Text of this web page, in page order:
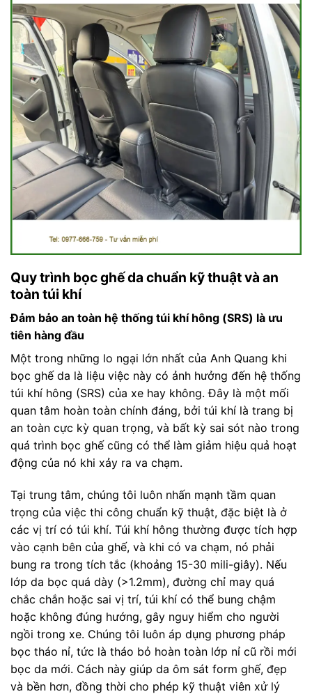
Quy trình bọc ghế da chuẩn kỹ thuật và an
toàn túi khí
Đảm bảo an toàn hệ thống túi khí hông (SRS) là ưu
tiên hàng đầu
Một trong những lo ngại lớn nhất của Anh Quang khi
bọc ghế da là liệu việc này có ảnh hưởng đến hệ thống
túi khí hông (SRS) của xe hay không. Đây là một mối
quan tâm hoàn toàn chính đáng, bởi túi khí là trang bị
an toàn cực kỳ quan trọng, và bất kỳ sai sót nào trong
quá trình bọc ghế cũng có thể làm giảm hiệu quả hoạt
động của nó khi xảy ra va chạm.
Tại trung tâm, chúng tôi luôn nhấn mạnh tầm quan
trọng của việc thi công chuẩn kỹ thuật, đặc biệt là ở
các vị trí có túi khí. Túi khí hông thường được tích hợp
vào cạnh bên của ghế, và khi có va chạm, nó phải
bung ra trong tích tắc (khoảng 15-30 mili-giây). Nếu
lớp da bọc quá dày (>1.2mm), đường chỉ may quá
chắc chắn hoặc sai vị trí, túi khí có thể bung chậm
hoặc không đúng hướng, gây nguy hiểm cho người
ngồi trong xe. Chúng tôi luôn áp dụng phương pháp
bọc tháo nỉ, tức là tháo bỏ hoàn toàn lớp nỉ cũ rồi mới
bọc da mới. Cách này giúp da ôm sát form ghế, đẹp
và bền hơn, đồng thời cho phép kỹ thuật viên xử lý